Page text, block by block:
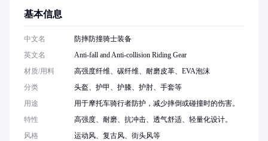
基本信息
中文名
防摔防撞骑士装备
英文名
Anti-fall and Anti-collision Riding Gear
材质/用料
高强度纤维、碳纤维、耐磨皮革、EVA泡沫
分类
头盔、护甲、护膝、护肘、手套等
用途
用于摩托车骑行者防护，减少摔倒或碰撞时的伤害。
特性
高强度、耐磨、抗冲击、透气舒适、轻量化设计。
风格
运动风、复古风、街头风等